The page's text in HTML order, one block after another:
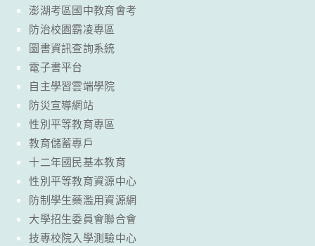
澎湖考區國中教育會考
防治校園霸凌專區
圖書資訊查詢系統
電子書平台
自主學習雲端學院
防災宣導網站
性別平等教育專區
教育儲蓄專戶
十二年國民基本教育
性別平等教育資源中心
防制學生藥濫用資源網
大學招生委員會聯合會
技專校院入學測驗中心